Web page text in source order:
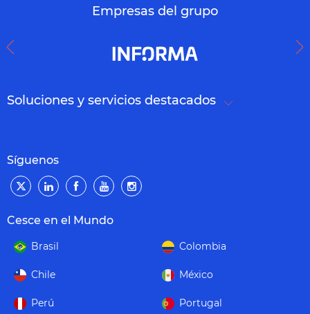
Empresas del grupo
Soluciones y servicios destacados
Síguenos
Cesce en el Mundo
Brasil Colombia
Chile México
Perú Portugal